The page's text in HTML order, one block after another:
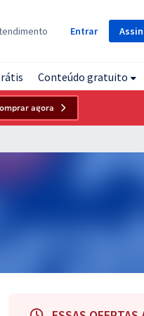
Entrar
Conteúdo gratuito
agora